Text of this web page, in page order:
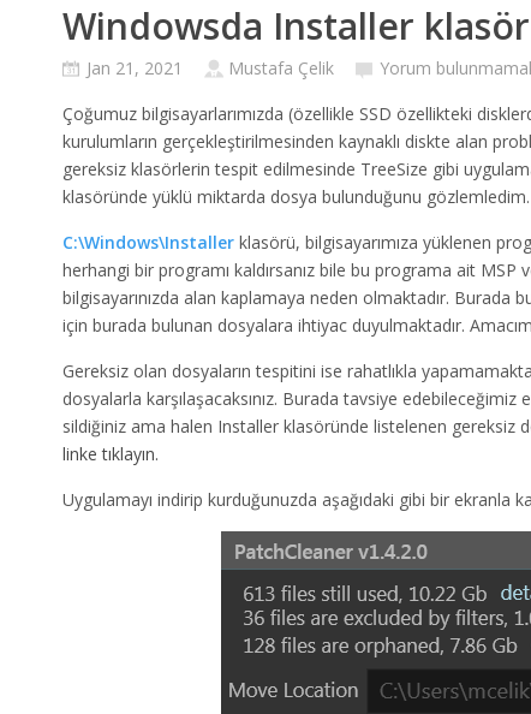
Windowsda Installer
Jan 21, 2021 Mustafa Çelik
Yorum
Çoğumuz bilgisayarlarımızda (özellikle SSD özellikteki
kurulumların gerçekleştirilmesinden kaynaklı diskte alan
gereksiz klasörlerin tespit edilmesinde TreeSize gibi
klasöründe yüklü miktarda dosya bulunduğunu gözlemledim.
C:\Windows\Installer klasörü, bilgisayarımıza yüklenen
herhangi bir programı kaldırsanız bile bu programa ait
bilgisayarınızda alan kaplamaya neden olmaktadır. Burada
için burada bulunan dosyalara ihtiyac duyulmaktadır.
Gereksiz olan dosyaların tespitini ise rahatlıkla
dosyalarla karşılaşacaksınız. Burada tavsiye edebileceğimiz
sildiğiniz ama halen Installer klasöründe listelenen gereksiz
linke tıklayın.
Uygulamayı indirip kurduğunuzda aşağıdaki gibi bir ekranla